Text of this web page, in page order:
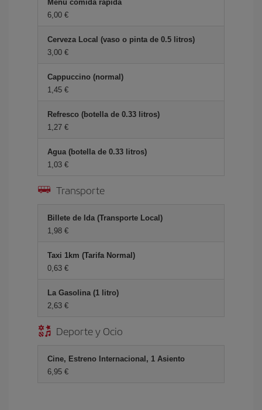
Menú comida rápida
6,00 €
Cerveza Local (vaso o pinta de 0.5 litros)
3,00 €
Cappuccino (normal)
1,45 €
Refresco (botella de 0.33 litros)
1,27 €
Agua (botella de 0.33 litros)
1,03 €
Transporte
Billete de Ida (Transporte Local)
1,98 €
Taxi 1km (Tarifa Normal)
0,63 €
La Gasolina (1 litro)
2,63 €
Deporte y Ocio
Cine, Estreno Internacional, 1 Asiento
6,95 €